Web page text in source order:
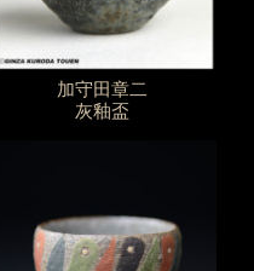
加守田章二
灰釉盃